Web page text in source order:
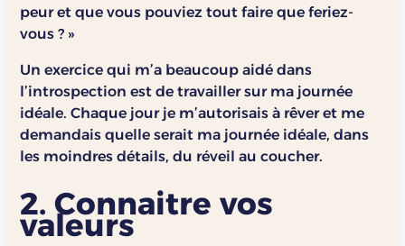
peur et que vous pouviez tout faire que feriez-
vous ? »
Un exercice qui m’a beaucoup aidé dans
l’introspection est de travailler sur ma journée
idéale. Chaque jour je m’autorisais à rêver et me
demandais quelle serait ma journée idéale, dans
les moindres détails, du réveil au coucher.
2. Connaitre vos
valeurs